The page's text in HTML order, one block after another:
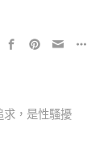
求，是性騷擾